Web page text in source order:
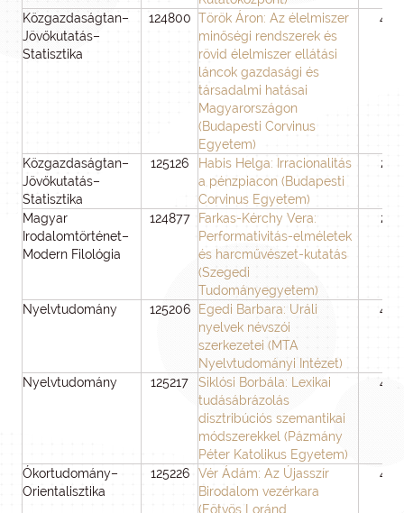
Közgazdaságtan–
Jövőkutatás–
Statisztika
124800 Török Áron: Az élelmiszer
minőségi rendszerek és
rövid élelmiszer ellátási
láncok gazdasági és
társadalmi hatásai
Magyarországon
(Budapesti Corvinus
Egyetem)
48
Közgazdaságtan–
Jövőkutatás–
Statisztika
125126
Habis Helga: Irracionalitás
a pénzpiacon (Budapesti
Corvinus Egyetem)
24
Magyar
Irodalomtörténet–
Modern Filológia
124877
Farkas-Kérchy Vera:
Performativitás-elméletek
és harcművészet-kutatás
(Szegedi
Tudományegyetem)
24
Nyelvtudomány 125206
Egedi Barbara: Uráli
nyelvek névszói
szerkezetei (MTA
Nyelvtudományi Intézet)
48
Nyelvtudomány 125217
Siklósi Borbála: Lexikai
tudásábrázolás
disztribúciós szemantikai
módszerekkel (Pázmány
Péter Katolikus Egyetem)
48
Ókortudomány–
Orientalisztika
125226
Vér Ádám: Az Újasszír
Birodalom vezérkara
(Eötvös Loránd
48